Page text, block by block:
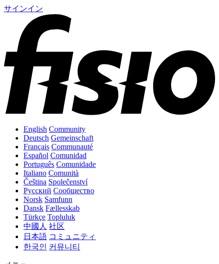
サインイン
English Community
Deutsch Gemeinschaft
Français Communauté
Español Comunidad
Português Comunidade
Italiano Comunità
Čeština Společenství
Русский Сообщество
Norsk Samfunn
Dansk Fællesskab
Türkçe Topluluk
中國人 社区
日本語 コミュニティ
한국인 커뮤니티